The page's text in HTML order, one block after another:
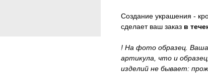
Создание украшения -
сделает ваш заказ в
! На фото образец.
артикула, что и
изделий не бывает: